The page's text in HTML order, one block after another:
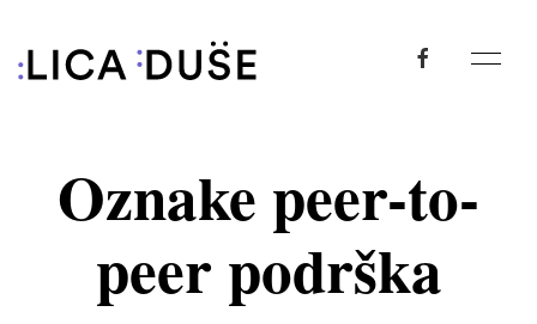
Oznake peer-to-
peer podrška